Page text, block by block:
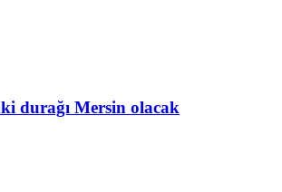
durağı Mersin olacak